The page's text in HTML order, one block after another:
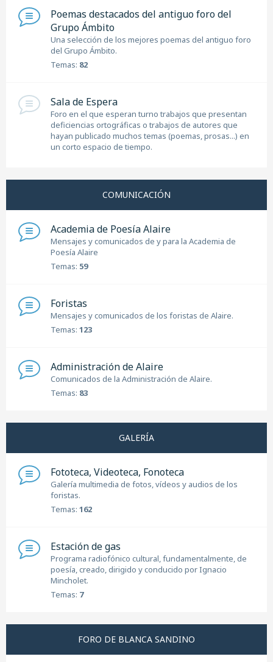
Poemas destacados del antiguo foro del
Grupo Ámbito
Una selección de los mejores poemas del antiguo foro
del Grupo Ámbito.
Temas: 82
Sala de Espera
Foro en el que esperan turno trabajos que presentan
deficiencias ortográficas o trabajos de autores que
hayan publicado muchos temas (poemas, prosas...) en
un corto espacio de tiempo.
COMUNICACIÓN
Academia de Poesía Alaire
Mensajes y comunicados de y para la Academia de
Poesía Alaire
Temas: 59
Foristas
Mensajes y comunicados de los foristas de Alaire.
Temas: 123
Administración de Alaire
Comunicados de la Administración de Alaire.
Temas: 83
GALERÍA
Fototeca, Videoteca, Fonoteca
Galería multimedia de fotos, vídeos y audios de los
foristas.
Temas: 162
Estación de gas
Programa radiofónico cultural, fundamentalmente, de
poesía, creado, dirigido y conducido por Ignacio
Mincholet.
Temas: 7
FORO DE BLANCA SANDINO